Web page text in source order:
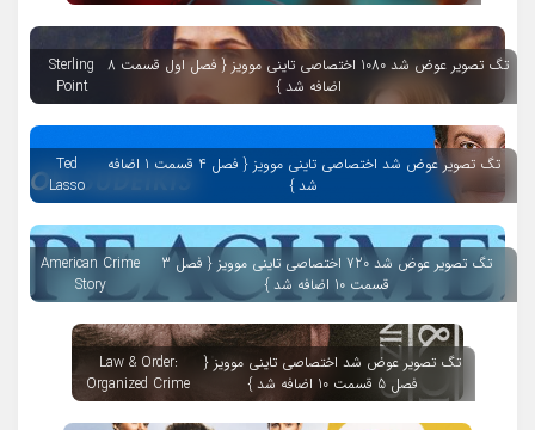
تگ تصویر عوض شد 1080 اختصاصی تاینی موویز { فصل اول قسمت 8
اضافه شد }
Sterling
Point
تگ تصویر عوض شد اختصاصی تاینی موویز { فصل 4 قسمت 1 اضافه
شد }
Ted
Lasso
تگ تصویر عوض شد 720 اختصاصی تاینی موویز { فصل 3
قسمت 10 اضافه شد }
American Crime
Story
تگ تصویر عوض شد اختصاصی تاینی موویز {
فصل 5 قسمت 10 اضافه شد }
Law & Order:
Organized Crime